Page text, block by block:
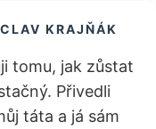
KRAJŇÁK
tomu, jak zůstat
Přivedli
táta a já sám